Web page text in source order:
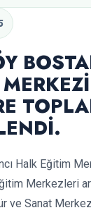
Halk Eğitim
Merkezleri
ve Sanat